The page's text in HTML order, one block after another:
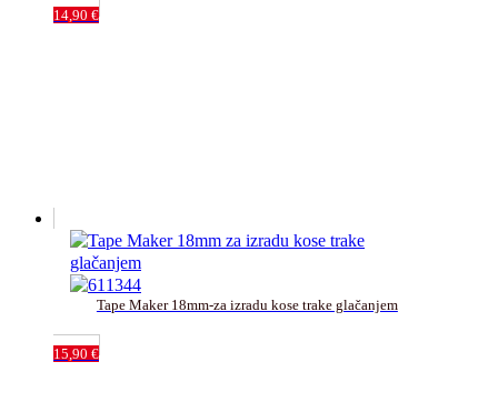
14,90 €
Tape Maker 18mm-za izradu kose trake glačanjem
15,90 €